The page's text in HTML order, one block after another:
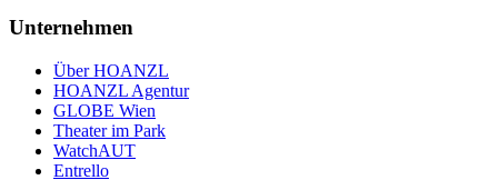
Unternehmen
Über HOANZL
HOANZL Agentur
GLOBE Wien
Theater im Park
WatchAUT
Entrello